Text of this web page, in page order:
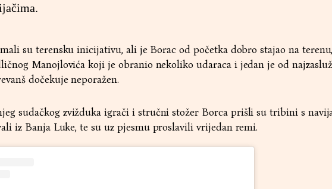
su terensku inicijativu, ali je Borac od početka dobro stajao na
Manojlovića koji je obranio nekoliko udaraca i jedan je od
dočekuje neporažen.
sudačkog zvižduka igrači i stručni stožer Borca prišli su tribini s
iz Banja Luke, te su uz pjesmu proslavili vrijedan remi.